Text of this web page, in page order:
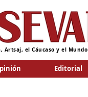
Artsaj, el Cáucaso y el Mundo
Editorial